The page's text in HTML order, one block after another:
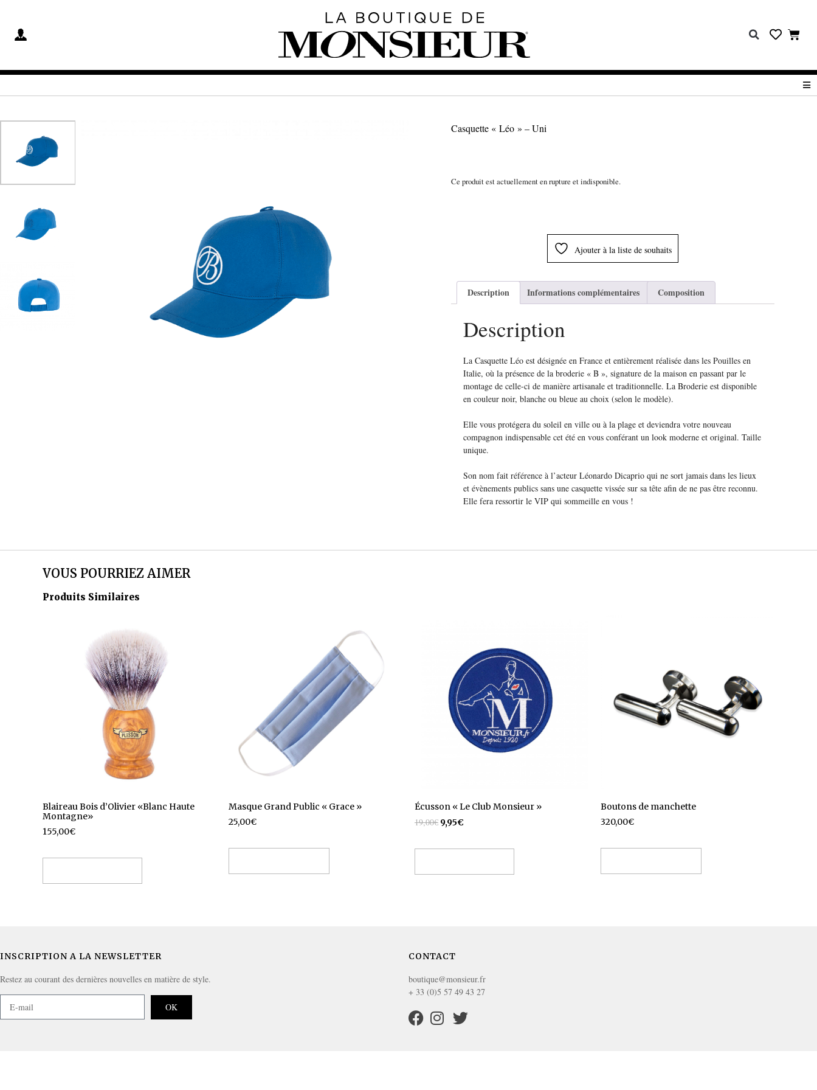
Casquette « Léo » – Uni
Ce produit est actuellement en rupture et indisponible.
Ajouter à la liste de souhaits
Description Informations complémentaires Composition
Description
La Casquette Léo est désignée en France et entièrement réalisée dans les Pouilles en
Italie, où la présence de la broderie « B », signature de la maison en passant par le
montage de celle-ci de manière artisanale et traditionnelle. La Broderie est disponible
en couleur noir, blanche ou bleue au choix (selon le modèle).
Elle vous protégera du soleil en ville ou à la plage et deviendra votre nouveau
compagnon indispensable cet été en vous conférant un look moderne et original. Taille
unique.
Son nom fait référence à l’acteur Léonardo Dicaprio qui ne sort jamais dans les lieux
et évènements publics sans une casquette vissée sur sa tête afin de ne pas être reconnu.
Elle fera ressortir le VIP qui sommeille en vous !
VOUS POURRIEZ AIMER
Produits Similaires
Blaireau Bois d’Olivier «Blanc Haute
Montagne»
155,00€
Masque Grand Public « Grace »
25,00€
Écusson « Le Club Monsieur »
19,00€ 9,95€
Boutons de manchette
320,00€
INSCRIPTION A LA NEWSLETTER
Restez au courant des dernières nouvelles en matière de style.
OK
CONTACT
boutique@monsieur.fr
+ 33 (0)5 57 49 43 27